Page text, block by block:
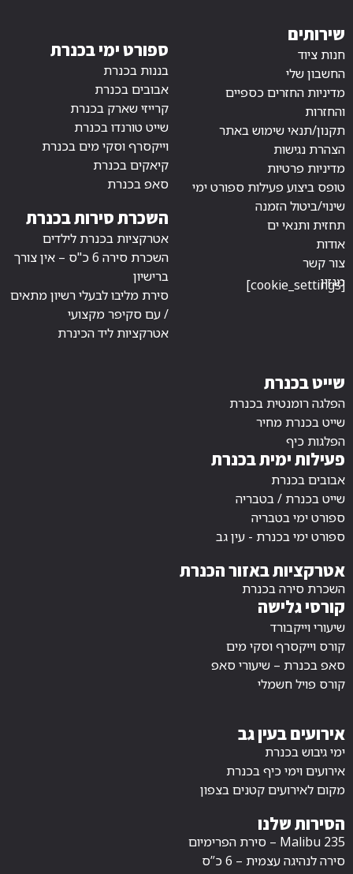
שירותים
חנות ציוד
החשבון שלי
מדיניות החזרים כספיים
והחזרות
תקנון/תנאי שימוש באתר
הצהרת נגישות
מדיניות פרטיות
טופס ביצוע פעילות ספורט ימי
שינוי/ביטול הזמנה
תחזית ותנאי ים
אודות
צור קשר
מגזין
[cookie_settings]
ספורט ימי בכנרת
בננות בכנרת
אבובים בכנרת
קרייזי שארק בכנרת
שייט טורנדו בכנרת
וייקסרף וסקי מים בכנרת
קיאקים בכנרת
סאפ בכנרת
השכרת סירות בכנרת
אטרקציות בכנרת לילדים
השכרת סירה 6 כ"ס – אין צורך
ברישיון
סירת מליבו לבעלי רשיון מתאים
/ עם סקיפר מקצועי
אטרקציות ליד הכינרת
שייט בכנרת
הפלגה רומנטית בכנרת
שייט בכנרת מחיר
הפלגות כיף
פעילות ימית בכנרת
אבובים בכנרת
שייט בכנרת / בטבריה
ספורט ימי בטבריה
ספורט ימי בכנרת - עין גב
אטרקציות באזור הכנרת
השכרת סירה בכנרת
קורסי גלישה
שיעורי וייקבורד
קורס וייקסרף וסקי מים
סאפ בכנרת – שיעורי סאפ
קורס פויל חשמלי
אירועים בעין גב
ימי גיבוש בכנרת
אירועים וימי כיף בכנרת
מקום לאירועים קטנים בצפון
הסירות שלנו
Malibu 235 – סירת הפרימיום
סירה לנהיגה עצמית – 6 כ”ס